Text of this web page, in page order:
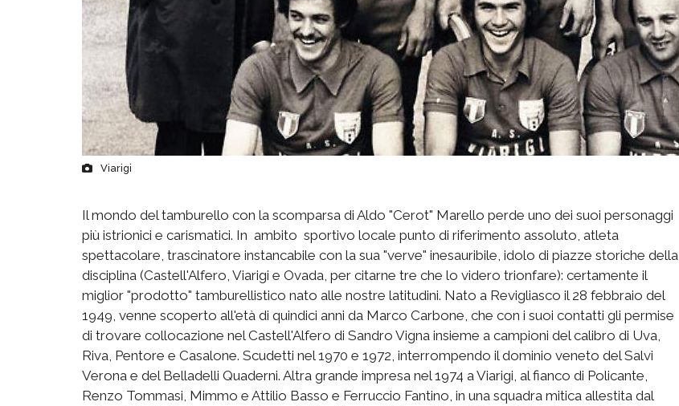
Viarigi
Il mondo del tamburello con la scomparsa di Aldo "Cerot" Marello perde uno dei suoi personaggi
più istrionici e carismatici. In ambito sportivo locale punto di riferimento assoluto, atleta
spettacolare, trascinatore instancabile con la sua "verve" inesauribile, idolo di piazze storiche della
disciplina (Castell'Alfero, Viarigi e Ovada, per citarne tre che lo videro trionfare): certamente il
miglior "prodotto" tamburellistico nato alle nostre latitudini. Nato a Revigliasco il 28 febbraio del
1949, venne scoperto all'età di quindici anni da Marco Carbone, che con i suoi contatti gli permise
di trovare collocazione nel Castell'Alfero di Sandro Vigna insieme a campioni del calibro di Uva,
Riva, Pentore e Casalone. Scudetti nel 1970 e 1972, interrompendo il dominio veneto del Salvi
Verona e del Belladelli Quaderni. Altra grande impresa nel 1974 a Viarigi, al fianco di Policante,
Renzo Tommasi, Mimmo e Attilio Basso e Ferruccio Fantino, in una squadra mitica allestita dal